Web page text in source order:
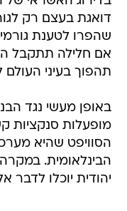
דואגת בעצם רק
שהפרו לטענת
אם חלילה תתקבל
תהפוך בעיני
באופן מעשי נגד
מופעלות סנקציות
הסוויפט שהיא
הבינלאומית.
יהודית יוכלו